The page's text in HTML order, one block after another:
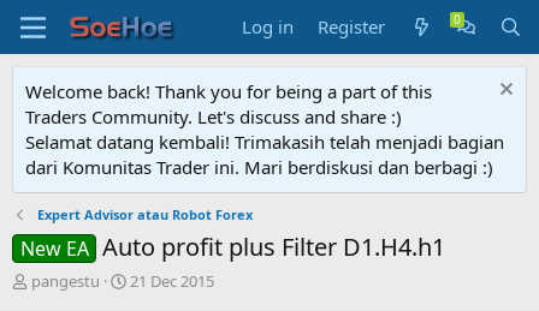
Log in Register
Welcome back! Thank you for being a part of this
Traders Community. Let's discuss and share :)
Selamat datang kembali! Trimakasih telah menjadi bagian
dari Komunitas Trader ini. Mari berdiskusi dan berbagi :)
Expert Advisor atau Robot Forex
New EA Auto profit plus Filter D1.H4.h1
T
pangestu
S
21 Dec 2015